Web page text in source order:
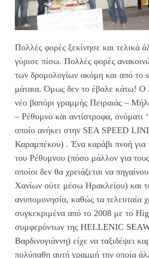
Πολλές φορές ξεκίνησε και τελικά
γύρισε πίσω. Πολλές φορές
των δρομολογίων ακόμη και από το
μάταια. Όμως δεν το έβαλε κάτω! Ο
νέο βαπόρι γραμμής Πειραιάς –
– Ρέθυμνο και αντίστροφα, ονόματι
οποίο ανήκει στην SEA SPEED
Καραμπέκου) . Ένα καράβι πνοή για
του Ρέθυμνου (πόσο μάλλον για τους
οποίοι δεν θα χρειάζεται να
Χανίων ούτε μέσω Ηρακλείου) και
ανυπομονησία, καθώς τα τελευταία
συγκεκριμένα από το 2008 με το
συμφερόντων της HELLENIC
Βαρδινογιάννη) είχε να ταξιδέψει
πολύπαθη αυτή γραμμή την οποία